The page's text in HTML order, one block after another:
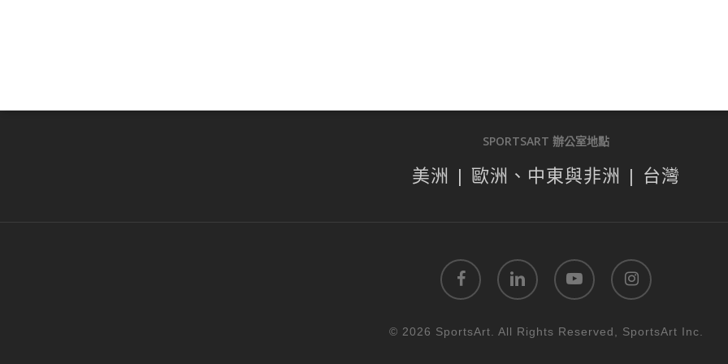
SPORTSART 辦公室地點
美洲 | 歐洲、中東與非洲 | 台灣
facebook linkedin youtube instagram
© 2026 SportsArt. All Rights Reserved, SportsArt Inc.